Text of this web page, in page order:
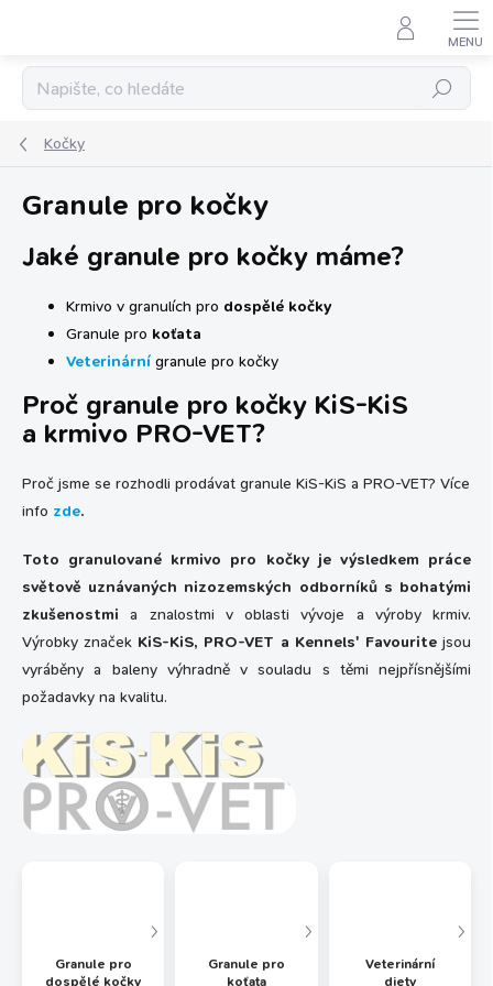
Hledat
Kočky
Granule pro kočky
Jaké granule pro kočky máme?
Krmivo v granulích pro dospělé kočky
Granule pro koťata
Veterinární granule pro kočky
Proč granule pro kočky KiS-KiS
a krmivo PRO-VET?
Proč jsme se rozhodli prodávat granule KiS-KiS a PRO-VET? Více
info zde.
Toto granulované krmivo pro kočky je výsledkem práce
světově uznávaných nizozemských odborníků s bohatými
zkušenostmi a znalostmi v oblasti vývoje a výroby krmiv.
Výrobky značek KiS-KiS, PRO-VET a Kennels' Favouritejsou
vyráběny a baleny výhradně v souladu s těmi nejpřísnějšími
požadavky na kvalitu.
Granule pro
dospělé kočky
Granule pro
koťata
Veterinární
diety